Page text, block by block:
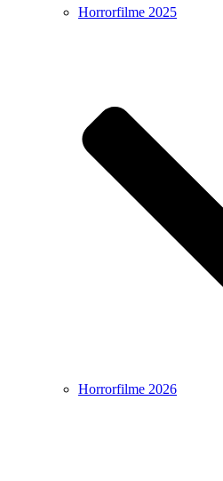
Horrorfilme 2025
Horrorfilme 2026